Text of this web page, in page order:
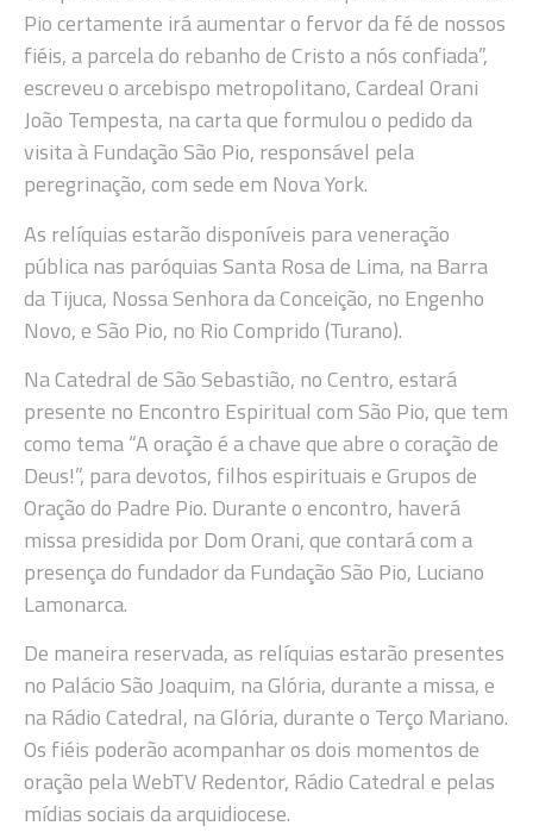
Pio certamente irá aumentar o fervor da fé de nossos
fiéis, a parcela do rebanho de Cristo a nós confiada”,
escreveu o arcebispo metropolitano, Cardeal Orani
João Tempesta, na carta que formulou o pedido da
visita à Fundação São Pio, responsável pela
peregrinação, com sede em Nova York.
As relíquias estarão disponíveis para veneração
pública nas paróquias Santa Rosa de Lima, na Barra
da Tijuca, Nossa Senhora da Conceição, no Engenho
Novo, e São Pio, no Rio Comprido (Turano).
Na Catedral de São Sebastião, no Centro, estará
presente no Encontro Espiritual com São Pio, que tem
como tema “A oração é a chave que abre o coração de
Deus!”, para devotos, filhos espirituais e Grupos de
Oração do Padre Pio. Durante o encontro, haverá
missa presidida por Dom Orani, que contará com a
presença do fundador da Fundação São Pio, Luciano
Lamonarca.
De maneira reservada, as relíquias estarão presentes
no Palácio São Joaquim, na Glória, durante a missa, e
na Rádio Catedral, na Glória, durante o Terço Mariano.
Os fiéis poderão acompanhar os dois momentos de
oração pela WebTV Redentor, Rádio Catedral e pelas
mídias sociais da arquidiocese.